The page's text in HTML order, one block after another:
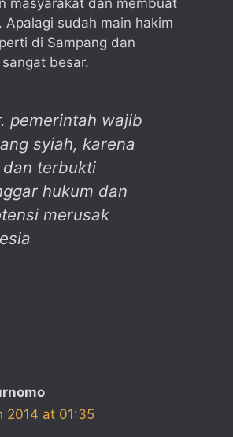
masyarakat dan membuat
Apalagi sudah main hakim
di Sampang dan
besar.
pemerintah wajib
syiah, karena
terbukti
hukum dan
merusak
2014 at 01:35